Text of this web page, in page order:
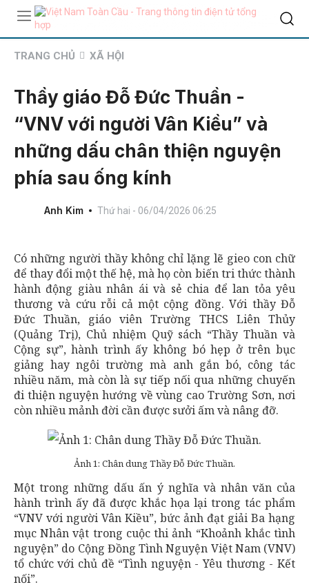
TRANG CHỦ XÃ HỘI
Thầy giáo Đỗ Đức Thuần -
“VNV với người Vân Kiều” và
những dấu chân thiện nguyện
phía sau ống kính
Anh Kim Thứ hai - 06/04/2026 06:25
Có những người thầy không chỉ lặng lẽ gieo con chữ
để thay đổi một thế hệ, mà họ còn biến tri thức thành
hành động giàu nhân ái và sẻ chia để lan tỏa yêu
thương và cứu rỗi cả một cộng đồng. Với thầy Đỗ
Đức Thuần, giáo viên Trường THCS Liên Thủy
(Quảng Trị), Chủ nhiệm Quỹ sách “Thầy Thuần và
Cộng sự”, hành trình ấy không bó hẹp ở trên bục
giảng hay ngôi trường mà anh gắn bó, công tác
nhiều năm, mà còn là sự tiếp nối qua những chuyến
đi thiện nguyện hướng về vùng cao Trường Sơn, nơi
còn nhiều mảnh đời cần được sưởi ấm và nâng đỡ.
Ảnh 1: Chân dung Thầy Đỗ Đức Thuần.
Một trong những dấu ấn ý nghĩa và nhân văn của
hành trình ấy đã được khắc họa lại trong tác phẩm
“VNV với người Vân Kiều”, bức ảnh đạt giải Ba hạng
mục Nhân vật trong cuộc thi ảnh “Khoảnh khắc tình
nguyện” do Cộng Đồng Tình Nguyện Việt Nam (VNV)
tổ chức với chủ đề “Tình nguyện - Yêu thương - Kết
nối”.